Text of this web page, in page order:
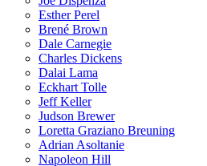
Esther Perel
Brené Brown
Dale Carnegie
Charles Dickens
Dalai Lama
Eckhart Tolle
Jeff Keller
Judson Brewer
Loretta Graziano Breuning
Adrian Asoltanie
Napoleon Hill